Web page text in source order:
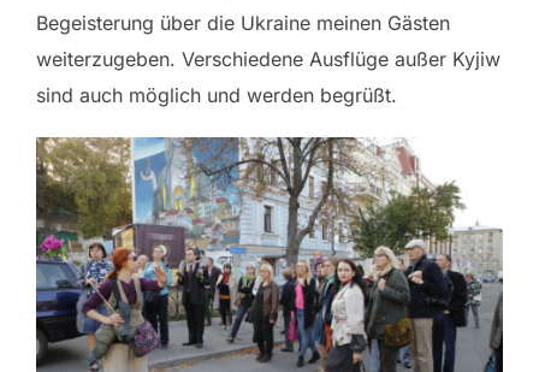
Begeisterung über die Ukraine meinen Gästen
weiterzugeben. Verschiedene Ausflüge außer Kyjiw
sind auch möglich und werden begrüßt.